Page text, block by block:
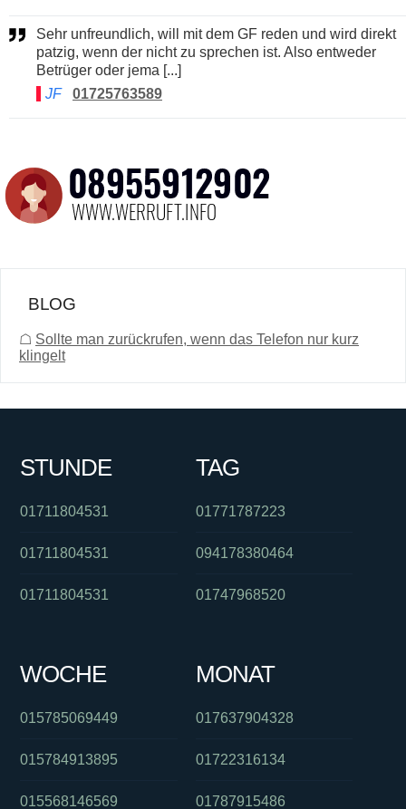
Sehr unfreundlich, will mit dem GF reden und wird direkt
patzig, wenn der nicht zu sprechen ist. Also entweder
Betrüger oder jema [...]
JF
01725763589
BLOG
☖ Sollte man zurückrufen, wenn das Telefon nur kurz
klingelt
STUNDE
01711804531
01711804531
01711804531
TAG
01771787223
094178380464
01747968520
WOCHE
015785069449
015784913895
015568146569
MONAT
017637904328
01722316134
01787915486